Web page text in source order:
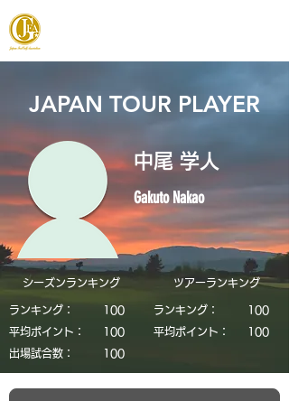
JAPAN TOUR PLAYER
中尾 学人
Gakuto Nakao
シーズンランキング
ランキング：
​100
平均ポイント：
​100
​出場試合数：
​100
​ツアーランキング
ランキング：
​100
平均ポイント：
​100